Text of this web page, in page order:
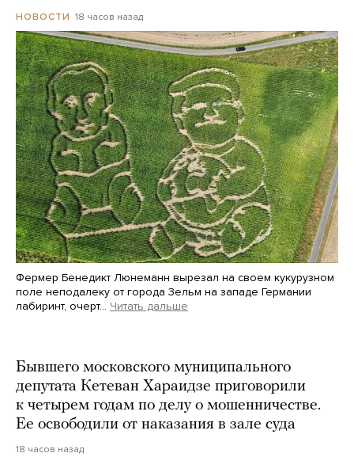
НОВОСТИ 18 часов назад
Фермер Бенедикт Люнеманн вырезал на своем кукурузном
поле неподалеку от города Зельм на западе Германии
лабиринт, очерт… Читать дальше
Бывшего московского муниципального
депутата Кетеван Хараидзе приговорили
к четырем годам по делу о мошенничестве.
Ее освободили от наказания в зале суда
18 часов назад